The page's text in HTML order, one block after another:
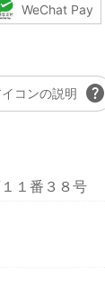
WeChat Pay
コンの説明 help
１番３８号